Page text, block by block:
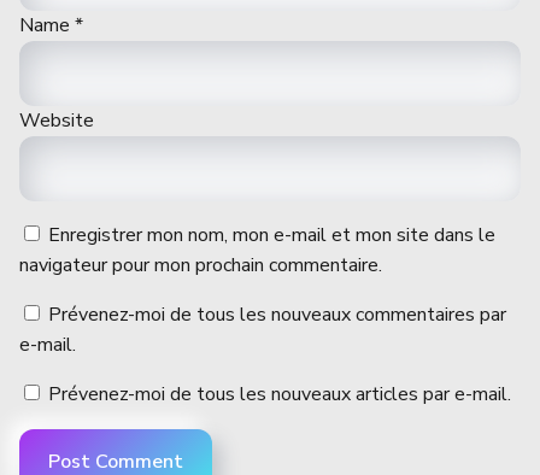
Name *
Website
Enregistrer mon nom, mon e-mail et mon site dans le
navigateur pour mon prochain commentaire.
Prévenez-moi de tous les nouveaux commentaires par
e-mail.
Prévenez-moi de tous les nouveaux articles par e-mail.